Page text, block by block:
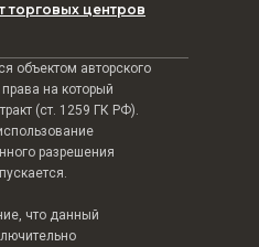
объектом авторского
на который
(ст. 1259 ГК РФ).
разрешения
что данный
торговых центров